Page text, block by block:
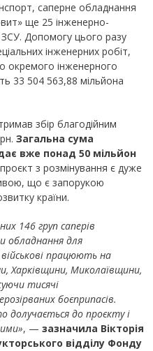
саперне обладнання
ще 25 інженерно-
Допомогу цього разу
інженерних робіт,
окремого інженерного
33 504 563,88 мільйона
збір благодійним
Загальна сума
вже понад 50 мільйон
з розмінування є дуже
що є запорукою
країни.
146 груп саперів
обладнання для
працюють на
Харківщини, Миколаївщини,
тисячі
боєприпасів.
долучається до проєкту і
, — зазначила Вікторія
відділу Фонду